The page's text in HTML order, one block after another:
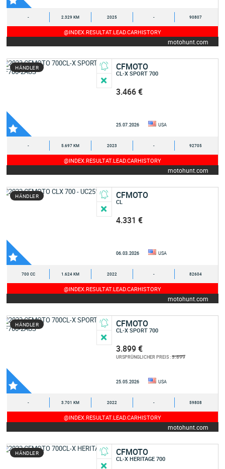
- 2.329 KM 2025 - 90807
@INDEX.RESULTAT.LEAD.CARHISTORY
motohunt.com
HÄNDLER CFMOTO
CL-X SPORT 700
3.466 €
25.07.2026 USA
- 5.697 KM 2023 - 92705
@INDEX.RESULTAT.LEAD.CARHISTORY
motohunt.com
HÄNDLER CFMOTO
CL
4.331 €
06.03.2026 USA
700 CC 1.624 KM 2022 - 82604
@INDEX.RESULTAT.LEAD.CARHISTORY
motohunt.com
HÄNDLER CFMOTO
CL-X SPORT 700
3.899 €
URSPRÜNGLICHER PREIS :3.899
25.05.2026 USA
- 3.701 KM 2022 - 59808
@INDEX.RESULTAT.LEAD.CARHISTORY
motohunt.com
HÄNDLER CFMOTO
CL-X HERITAGE 700